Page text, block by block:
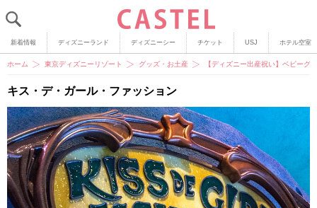
新着情報 ディズニーランド ディズニーシー チケット USJ ホテル空室
ホーム 東京ディズニーリゾート グッズ・お土産 【ディズニー出産祝い】ベビーグ
キス・デ・ガール・ファッション